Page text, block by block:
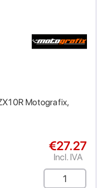
Motografix,
€27.27
Incl. IVA